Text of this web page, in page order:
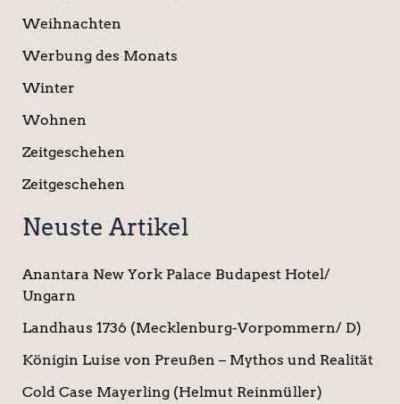
Weihnachten
Werbung des Monats
Winter
Wohnen
Zeitgeschehen
Zeitgeschehen
Neuste Artikel
Anantara New York Palace Budapest Hotel/
Ungarn
Landhaus 1736 (Mecklenburg-Vorpommern/ D)
Königin Luise von Preußen – Mythos und Realität
Cold Case Mayerling (Helmut Reinmüller)